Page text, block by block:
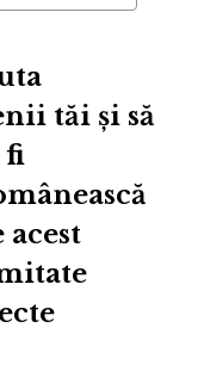
tăi și să
fi
acest